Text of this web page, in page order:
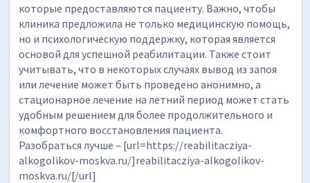
которые предоставляются пациенту. Важно, чтобы
клиника предложила не только медицинскую помощь,
но и психологическую поддержку, которая является
основой для успешной реабилитации. Также стоит
учитывать, что в некоторых случаях вывод из запоя
или лечение может быть проведено анонимно, а
стационарное лечение на летний период может стать
удобным решением для более продолжительного и
комфортного восстановления пациента.
Разобраться лучше – [url=https://reabilitacziya-
alkogolikov-moskva.ru/]reabilitacziya-alkogolikov-
moskva.ru/[/url]